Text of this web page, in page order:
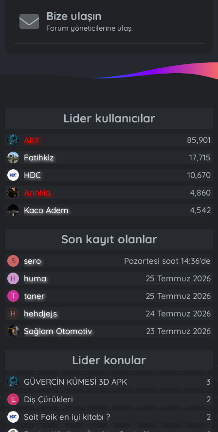
Bize ulaşın
Forum yöneticilerine ulaş.
Lider kullanıcılar
AKY
85,901
Fatihklz
17,715
HDC
10,670
ArinNa
4,860
Kaco Adem
4,542
Son kayıt olanlar
S sero Pazartesi saat 14:36'de
H huma 25 Temmuz 2026
T taner 25 Temmuz 2026
H hehdjejs
24 Temmuz 2026
Sağlam Otomotiv
23 Temmuz 2026
Lider konular
GÜVERCİN KÜMESİ 3D APK 3
E Diş Çürükleri
2
Sait Faik en iyi kitabı ?
2